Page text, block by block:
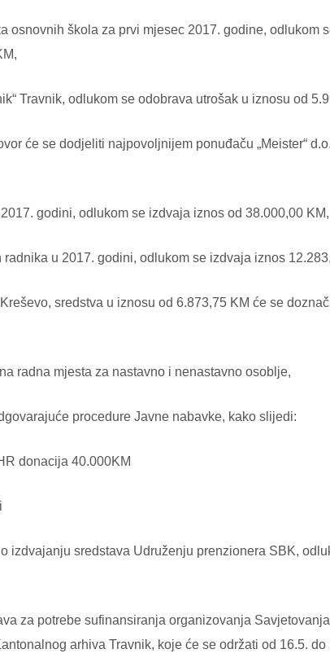
škola za prvi mjesec 2017. godine, odlukom
odlukom se odobrava utrošak u iznosu od
će se dodjeliti najpovoljnijem ponuđaču „Meister“
godini, odlukom se izdvaja iznos od 38.000,00 KM,
u 2017. godini, odlukom se izdvaja iznos
sredstva u iznosu od 6.873,75 KM će se
mjesta za nastavno i nenastavno osoblje,
procedure Javne nabavke, kako slijedi:
donacija 40.000KM
sredstava Udruženju prenzionera SBK,
za potrebe sufinansiranja organizovanja
arhiva Travnik, koje će se održati od 16.5. do